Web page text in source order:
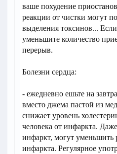
ваше похудение
реакции от чистки могут
выделения токсинов... Если
уменьшите количество
перерыв.
Болезни сердца:
- ежедневно ешьте на
вместо джема пастой из
снижает уровень
человека от инфаркта.
инфаркт, могут уменьшить
инфаркта. Регулярное